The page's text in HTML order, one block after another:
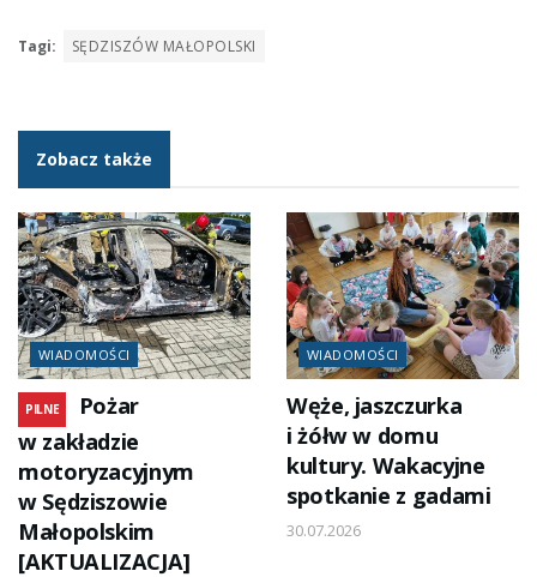
Tagi: SĘDZISZÓW MAŁOPOLSKI
Zobacz także
WIADOMOŚCI
PILNE
Pożar
w zakładzie
motoryzacyjnym
w Sędziszowie
Małopolskim
[AKTUALIZACJA]
WIADOMOŚCI
Węże, jaszczurka
i żółw w domu
kultury. Wakacyjne
spotkanie z gadami
30.07.2026